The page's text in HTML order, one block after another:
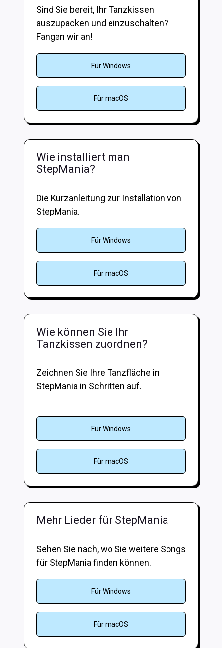
Sind Sie bereit, Ihr Tanzkissen
auszupacken und einzuschalten?
Fangen wir an!
Für Windows
Für macOS
Wie installiert man
StepMania?
Die Kurzanleitung zur Installation von
StepMania.
Für Windows
Für macOS
Wie können Sie Ihr
Tanzkissen zuordnen?
Zeichnen Sie Ihre Tanzfläche in
StepMania in Schritten auf.
Für Windows
Für macOS
Mehr Lieder für StepMania
Sehen Sie nach, wo Sie weitere Songs
für StepMania finden können.
Für Windows
Für macOS